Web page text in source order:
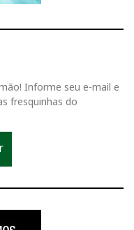
Informe seu e-mail e
fresquinhas do